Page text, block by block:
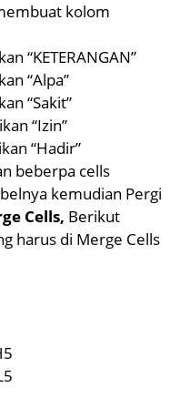
kolom
“KETERANGAN”
“Alpa”
“Sakit”
“Izin”
“Hadir”
beberpa cells
kemudian Pergi
Cells, Berikut
harus di Merge Cells